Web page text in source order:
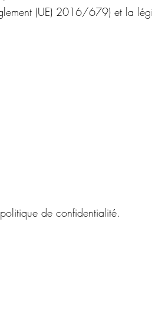
(UE) 2016/679) et la
de confidentialité.